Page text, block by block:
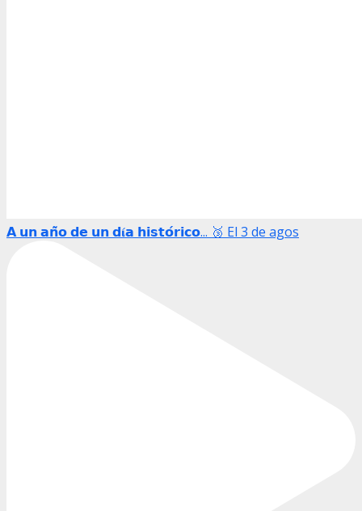
𝗔 𝘂𝗻 𝗮𝗻̃𝗼 𝗱𝗲 𝘂𝗻 𝗱𝛊́𝗮 𝗵𝗶𝘀𝘁𝗼́𝗿𝗶𝗰𝗼... 🥉 El 3 de agos